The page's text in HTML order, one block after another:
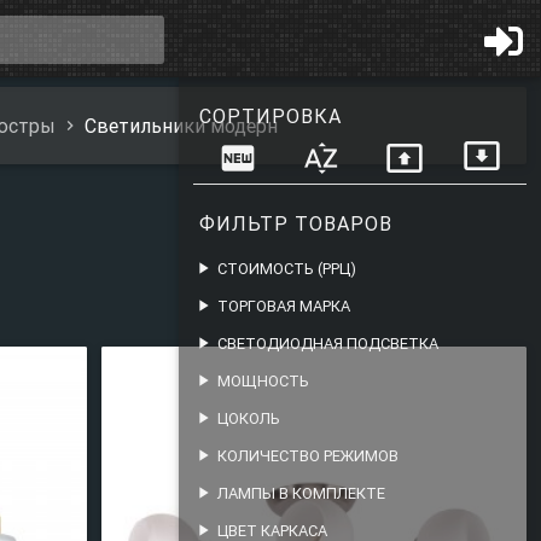
Светильники модерн
СОРТИРОВКА
fiber_new sort_by_alpha present_to_all present_to_all
ФИЛЬТР ТОВАРОВ
play_arrow СТОИМОСТЬ (РРЦ)
play_arrow ТОРГОВАЯ МАРКА
play_arrow СВЕТОДИОДНАЯ ПОДСВЕТКА
play_arrow МОЩНОСТЬ
play_arrow ЦОКОЛЬ
play_arrow КОЛИЧЕСТВО РЕЖИМОВ
play_arrow ЛАМПЫ В КОМПЛЕКТЕ
play_arrow ЦВЕТ КАРКАСА